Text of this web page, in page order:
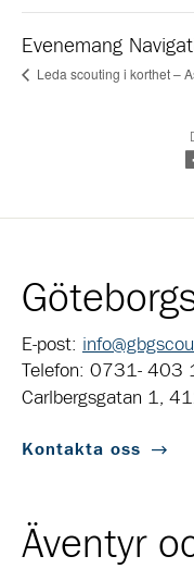
Evenemang
Leda scouting i korthet –
E-post:
Telefon: 0731-
Carlbergsgatan 1,
Kontakta oss
Äventyr